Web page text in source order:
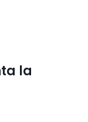
la